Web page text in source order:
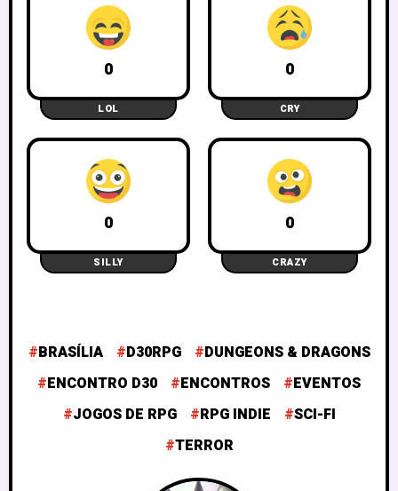
0
LOL
0
CRY
0
SILLY
0
CRAZY
BRASÍLIA D30RPG
DUNGEONS & DRAGONS
ENCONTRO D30
ENCONTROS
EVENTOS
JOGOS DE RPG
RPG INDIE
SCI-FI
TERROR